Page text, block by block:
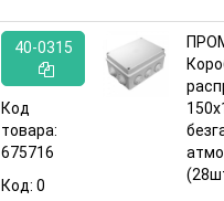
40-0315
Код
товара:
675716
Код: 0